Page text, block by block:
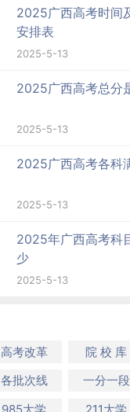
2025广西高考时间
安排表
2025-5-13
2025广西高考总分
2025-5-13
2025广西高考各科
2025-5-13
2025年广西高考科
少
2025-5-13
高考改革 院 校 库
各批次线 一分一段
985大学 211大学